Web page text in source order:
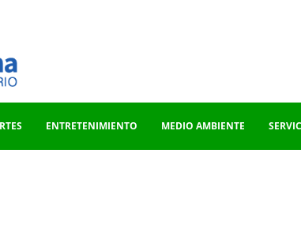
ENTRETENIMIENTO MEDIO AMBIENTE